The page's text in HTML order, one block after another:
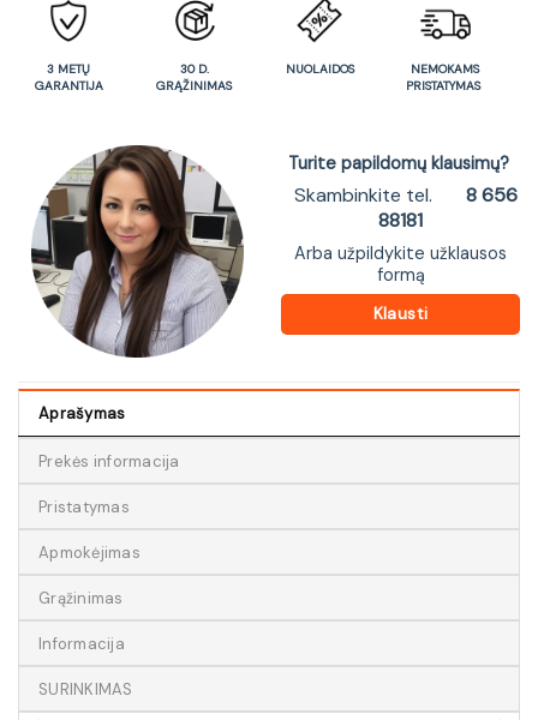
3 METŲ
GARANTIJA
30 D.
GRĄŽINIMAS
NUOLAIDOS
NEMOKAMS
PRISTATYMAS
Turite papildomų klausimų?
Skambinkite tel.
8 656
88181
Arba užpildykite užklausos
formą
Klausti
Aprašymas
Prekės informacija
Pristatymas
Apmokėjimas
Grąžinimas
Informacija
SURINKIMAS